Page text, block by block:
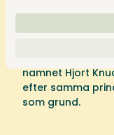
Historien om
Arne Hjort
Knudsen. Sedan
Knudsen,
namnet Hjort
efter samma
som grund.